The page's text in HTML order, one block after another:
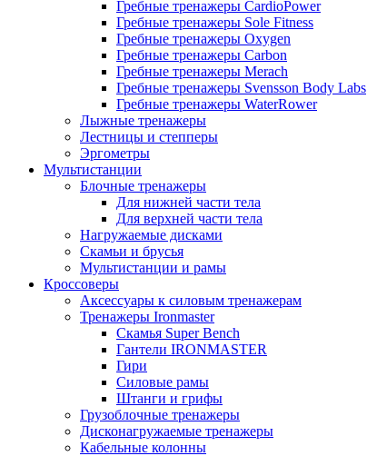
Гребные тренажеры CardioPower
Гребные тренажеры Sole Fitness
Гребные тренажеры Oxygen
Гребные тренажеры Carbon
Гребные тренажеры Merach
Гребные тренажеры Svensson Body Labs
Гребные тренажеры WaterRower
Лыжные тренажеры
Лестницы и степперы
Эргометры
Мультистанции
Блочные тренажеры
Для нижней части тела
Для верхней части тела
Нагружаемые дисками
Скамьи и брусья
Мультистанции и рамы
Кроссоверы
Аксессуары к силовым тренажерам
Тренажеры Ironmaster
Скамья Super Bench
Гантели IRONMASTER
Гири
Силовые рамы
Штанги и грифы
Грузоблочные тренажеры
Дисконагружаемые тренажеры
Кабельные колонны